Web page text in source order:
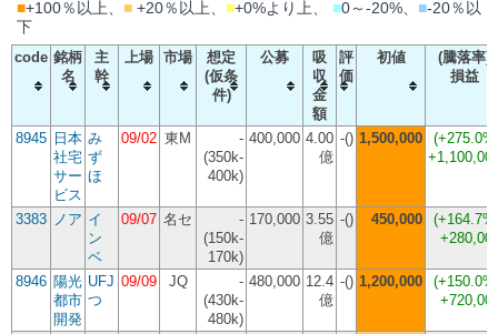
■+100％以上、 ■ +20％以上、 ■+0%より上、 ■0～-20%、 ■-20％以
下
code 銘柄
名
主
幹
上場 市場
想定
(仮条
件)
公募
吸
収
金
額
評
価
初値
(騰落率)
損益
8945 日本
社宅
サー
ビス
み
ず
ほ
09/02 東M
-
(350k-
400k)
400,000 4.00
億
-() 1,500,000 (+275.0%
3383 ノア イ
ン
ベ
09/07 名セ
-
(150k-
170k)
170,000 3.55
億
-() 450,000 (+164.7%
8946 陽光
都市
開発
UFJ
つ
09/09 JQ
-
(430k-
480k)
480,000 12.4
億
-() 1,200,000 (+150.0%